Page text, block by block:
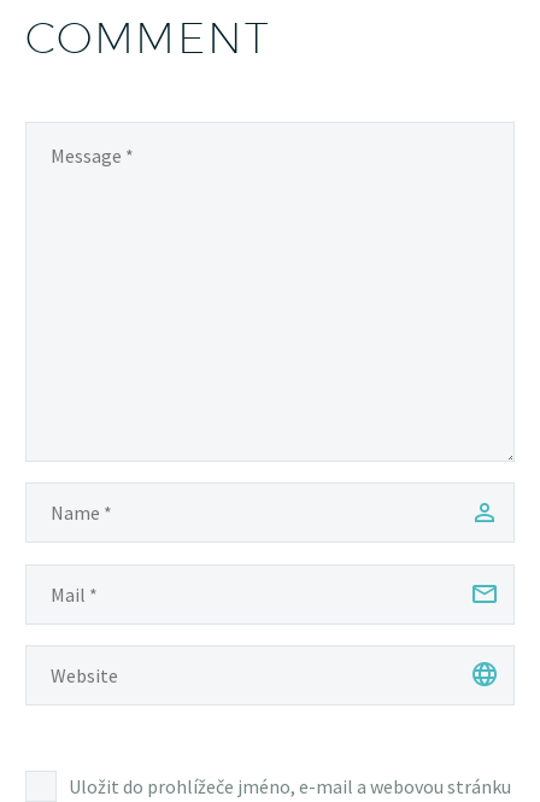
COMMENT
Uložit do prohlížeče jméno, e-mail a webovou stránku